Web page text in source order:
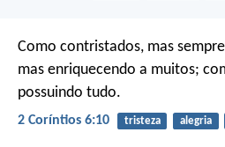
Como contristados, mas
mas enriquecendo a muitos;
possuindo tudo.
2 Coríntios 6:10 tristeza alegria